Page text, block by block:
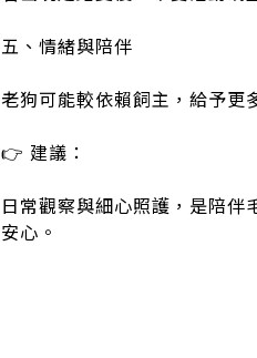
五、情緒與陪伴
老狗可能較依賴飼主，給予更
👉 建議：
日常觀察與細心照護，是陪
安心。